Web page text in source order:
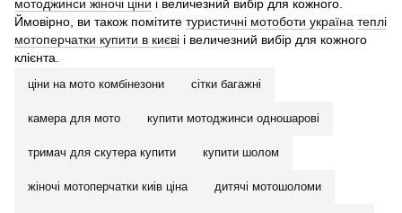
мотоджинси жіночі ціни і величезний вибір для кожного.
Ймовірно, ви також помітите туристичні мотоботи україна теплі
мотоперчатки купити в києві і величезний вибір для кожного
клієнта.
ціни на мото комбінезони сітки багажні
камера для мото купити мотоджинси одношарові
тримач для скутера купити купити шолом
жіночі мотоперчатки киів ціна дитячі мотошоломи